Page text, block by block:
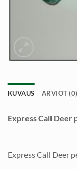
KUVAUS ARVIOT (0)
Express Call Deer
Express Call Deer